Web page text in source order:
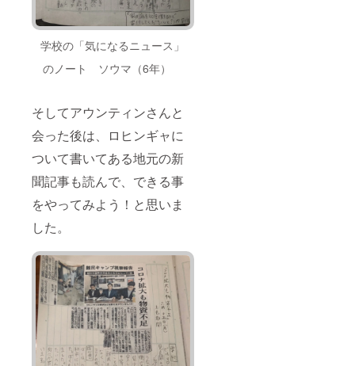
学校の「気になるニュース」
のノート ソウマ（6年）
そしてアウンティンさんと
会った後は、ロヒンギャに
ついて書いてある地元の新
聞記事も読んで、できる事
をやってみよう！と思いま
した。